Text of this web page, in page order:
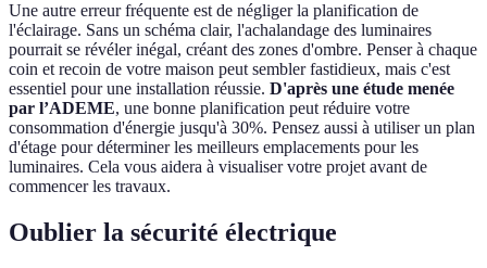
Une autre erreur fréquente est de négliger la planification de
l'éclairage. Sans un schéma clair, l'achalandage des luminaires
pourrait se révéler inégal, créant des zones d'ombre. Penser à chaque
coin et recoin de votre maison peut sembler fastidieux, mais c'est
essentiel pour une installation réussie. D'après une étude menée
par l’ADEME, une bonne planification peut réduire votre
consommation d'énergie jusqu'à 30%. Pensez aussi à utiliser un plan
d'étage pour déterminer les meilleurs emplacements pour les
luminaires. Cela vous aidera à visualiser votre projet avant de
commencer les travaux.
Oublier la sécurité électrique